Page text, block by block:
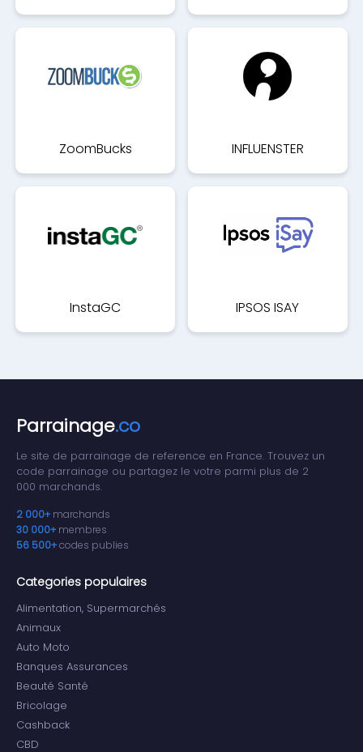
ZoomBucks INFLUENSTER
InstaGC IPSOS ISAY
Parrainage.co
Le site de parrainage de reference en France. Trouvez un
code parrainage ou partagez le votre parmi plus de 2
000 marchands.
2 000+ marchands
30 000+ membres
56 500+codes publies
Categories populaires
Alimentation, Supermarchés
Animaux
Auto Moto
Banques Assurances
Beauté Santé
Bricolage
Cashback
CBD